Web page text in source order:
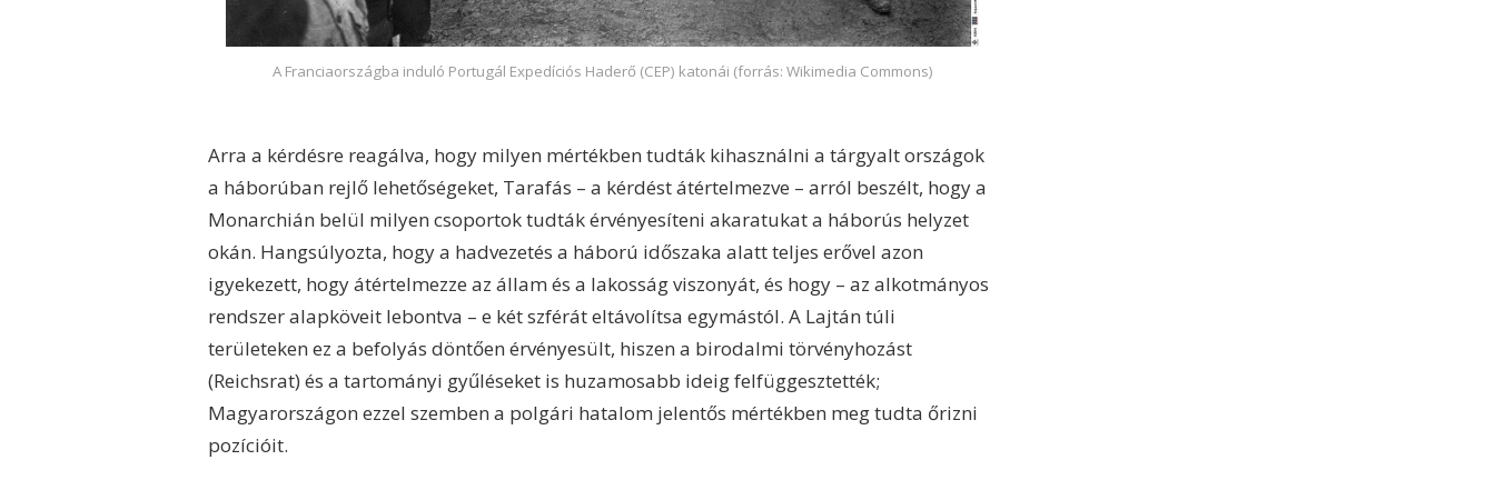
A Franciaországba induló Portugál Expedíciós Haderő (CEP) katonái (forrás: Wikimedia Commons)
Arra a kérdésre reagálva, hogy milyen mértékben tudták kihasználni a tárgyalt országok
a háborúban rejlő lehetőségeket, Tarafás – a kérdést átértelmezve – arról beszélt, hogy a
Monarchián belül milyen csoportok tudták érvényesíteni akaratukat a háborús helyzet
okán. Hangsúlyozta, hogy a hadvezetés a háború időszaka alatt teljes erővel azon
igyekezett, hogy átértelmezze az állam és a lakosság viszonyát, és hogy – az alkotmányos
rendszer alapköveit lebontva – e két szférát eltávolítsa egymástól. A Lajtán túli
területeken ez a befolyás döntően érvényesült, hiszen a birodalmi törvényhozást
(Reichsrat) és a tartományi gyűléseket is huzamosabb ideig felfüggesztették;
Magyarországon ezzel szemben a polgári hatalom jelentős mértékben meg tudta őrizni
pozícióit.